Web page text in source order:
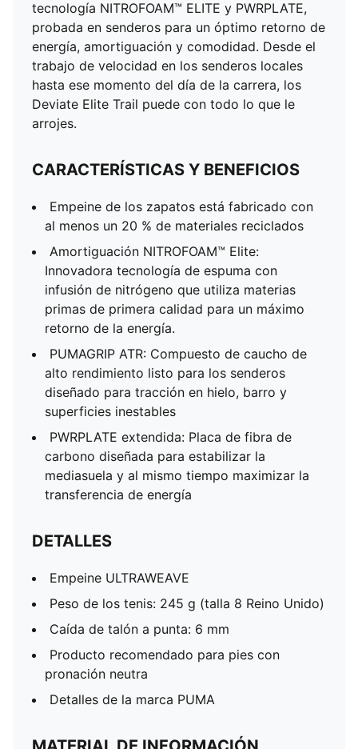
tecnología NITROFOAM™ ELITE y PWRPLATE,
probada en senderos para un óptimo retorno de
energía, amortiguación y comodidad. Desde el
trabajo de velocidad en los senderos locales
hasta ese momento del día de la carrera, los
Deviate Elite Trail puede con todo lo que le
arrojes.
CARACTERÍSTICAS Y BENEFICIOS
Empeine de los zapatos está fabricado con
al menos un 20 % de materiales reciclados
Amortiguación NITROFOAM™ Elite:
Innovadora tecnología de espuma con
infusión de nitrógeno que utiliza materias
primas de primera calidad para un máximo
retorno de la energía.
PUMAGRIP ATR: Compuesto de caucho de
alto rendimiento listo para los senderos
diseñado para tracción en hielo, barro y
superficies inestables
PWRPLATE extendida: Placa de fibra de
carbono diseñada para estabilizar la
mediasuela y al mismo tiempo maximizar la
transferencia de energía
DETALLES
Empeine ULTRAWEAVE
Peso de los tenis: 245 g (talla 8 Reino Unido)
Caída de talón a punta: 6 mm
Producto recomendado para pies con
pronación neutra
Detalles de la marca PUMA